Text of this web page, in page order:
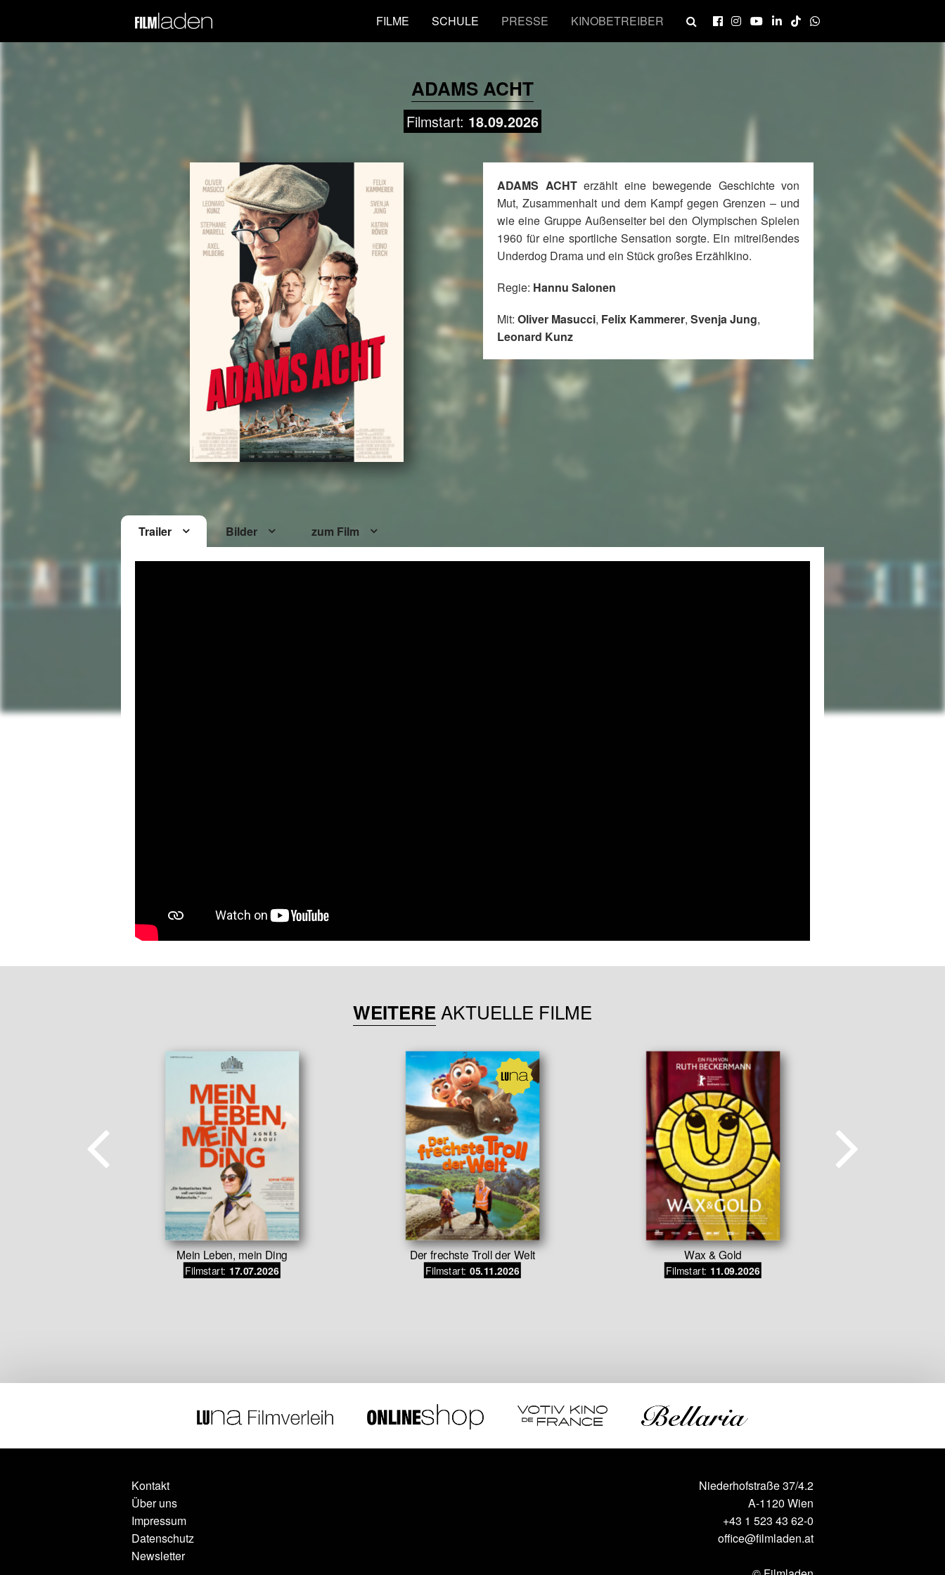
FILME SCHULE PRESSE KINOBETREIBER
ADAMS ACHT
Filmstart: 18.09.2026
ADAMS ACHTerzählt eine bewegende Geschichte von
Mut, Zusammenhalt und dem Kampf gegen Grenzen – und
wie eine Gruppe Außenseiter bei den Olympischen Spielen
1960 für eine sportliche Sensation sorgte. Ein mitreißendes
Underdog Drama und ein Stück großes Erzählkino.
Regie: Hannu Salonen
Mit: Oliver Masucci, Felix Kammerer, Svenja Jung,
Leonard Kunz
Trailer Bilder zum Film
WEITERE AKTUELLE FILME
Mein Leben, mein Ding
Filmstart: 17.07.2026
Der frechste Troll der Welt
Filmstart: 05.11.2026
Wax & Gold
Filmstart: 11.09.2026
Kontakt
Über uns
Impressum
Datenschutz
Newsletter
Niederhofstraße 37/4.2
A-1120 Wien
+43 1 523 43 62-0
office@filmladen.at